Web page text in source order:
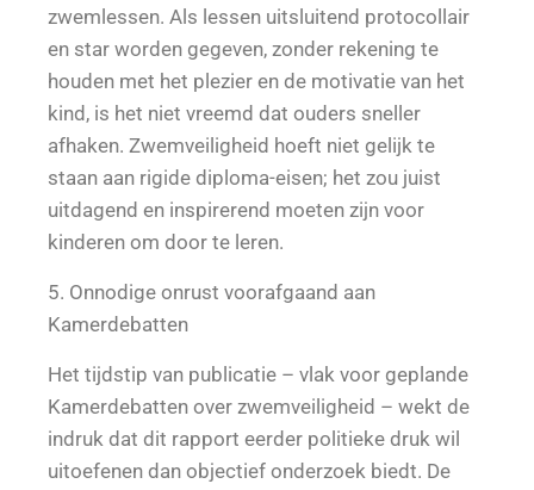
zwemlessen. Als lessen uitsluitend protocollair
en star worden gegeven, zonder rekening te
houden met het plezier en de motivatie van het
kind, is het niet vreemd dat ouders sneller
afhaken. Zwemveiligheid hoeft niet gelijk te
staan aan rigide diploma-eisen; het zou juist
uitdagend en inspirerend moeten zijn voor
kinderen om door te leren.
5. Onnodige onrust voorafgaand aan
Kamerdebatten
Het tijdstip van publicatie – vlak voor geplande
Kamerdebatten over zwemveiligheid – wekt de
indruk dat dit rapport eerder politieke druk wil
uitoefenen dan objectief onderzoek biedt. De